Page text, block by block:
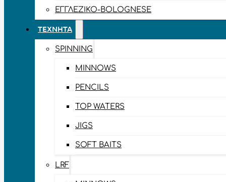
ΕΓΓΛΈΖΙΚΟ-BOLOGNESE
ΤΕΧΝΗΤΆ
SPINNING
MINNOWS
PENCILS
TOP WATERS
JIGS
SOFT BAITS
LRF